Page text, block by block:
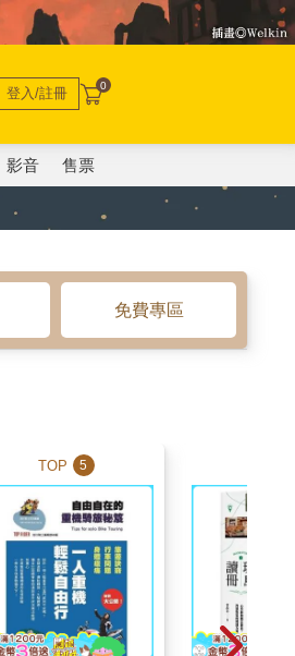
登入/註冊 0
影音 售票
免費專區
TOP 5